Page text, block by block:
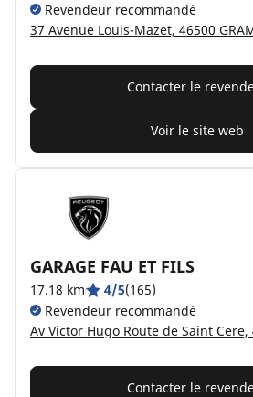
Revendeur recommandé
37 Avenue Louis-Mazet, 46500
Contacter le
Voir le site web
GARAGE FAU ET FILS
17.18 km 4/5(165)
Revendeur recommandé
Av Victor Hugo Route de Saint Cere,
Contacter le